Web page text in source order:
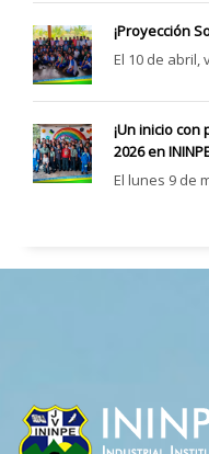
¡Proyección
El 10 de abril,
¡Un inicio
2026 en
El lunes 9 de